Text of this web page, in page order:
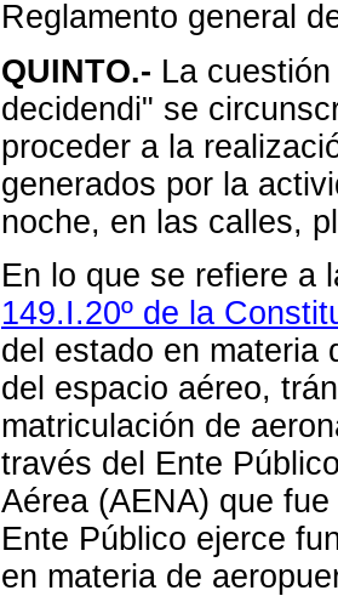
Reglamento general
QUINTO.- La
decidendi" se
proceder a la
generados por la
noche, en las calles,
En lo que se refiere a
149.I.20º de la
del estado en materia
del espacio aéreo,
matriculación de
través del Ente
Aérea (AENA) que
Ente Público ejerce
en materia de